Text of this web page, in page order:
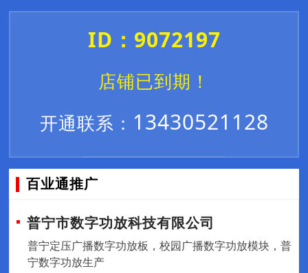
ID：9072197
店铺已到期！
开通联系： 13430521128
百业通推广
普宁市数字功放科技有限公司
普宁定压广播数字功放板，校园广播数字功放模块，普
宁数字功放生产